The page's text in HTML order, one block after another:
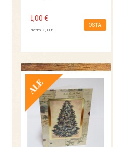
1,00 €
Norm. 3,00 €
OSTA
TARJOUS